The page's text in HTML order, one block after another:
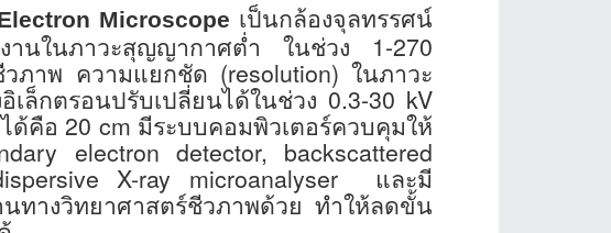
Microscope เป็นกล้องจุลทรรศน์
งานในภาวะสุญญากาศต่ำ ในช่วง 1-270
วภาพ ความแยกชัด (resolution) ในภาวะ
อิเล็กตรอนปรับเปลี่ยนได้ในช่วง 0.3-30 kV
ด้คือ 20 cm มีระบบคอมพิวเตอร์ควบคุมให้
electron detector, backscattered
X-ray microanalyser และมี
ทางวิทยาศาสตร์ชีวภาพด้วย ทำให้ลดขั้น